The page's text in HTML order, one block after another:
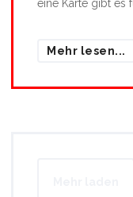
eine Karte gibt es
Mehr lesen...